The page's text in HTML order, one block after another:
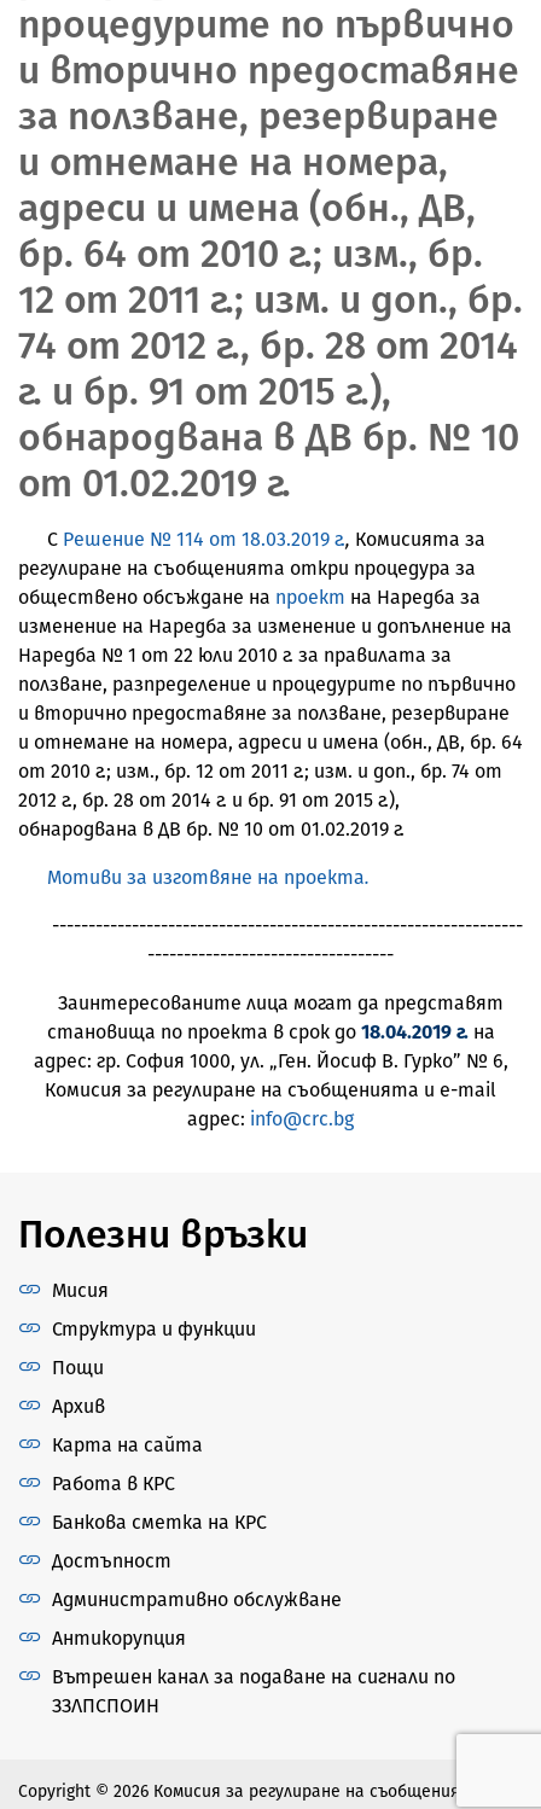
процедурите по първично
и вторично предоставяне
за ползване, резервиране
и отнемане на номера,
адреси и имена (обн., ДВ,
бр. 64 от 2010 г.; изм., бр.
12 от 2011 г.; изм. и доп., бр.
74 от 2012 г., бр. 28 от 2014
г. и бр. 91 от 2015 г.),
обнародвана в ДВ бр. № 10
от 01.02.2019 г.
С Решение № 114 от 18.03.2019 г., Комисията за
регулиране на съобщенията откри процедура за
обществено обсъждане на проект на Наредба за
изменение на Наредба за изменение и допълнение на
Наредба № 1 от 22 юли 2010 г. за правилата за
ползване, разпределение и процедурите по първично
и вторично предоставяне за ползване, резервиране
и отнемане на номера, адреси и имена (обн., ДВ, бр. 64
от 2010 г.; изм., бр. 12 от 2011 г.; изм. и доп., бр. 74 от
2012 г., бр. 28 от 2014 г. и бр. 91 от 2015 г.),
обнародвана в ДВ бр. № 10 от 01.02.2019 г.
Мотиви за изготвяне на проекта.
-----------------------------------------------------------------
----------------------------------
Заинтересованите лица могат да представят
становища по проекта в срок до 18.04.2019 г.на
адрес: гр. София 1000, ул. „Ген. Йосиф В. Гурко” № 6,
Комисия за регулиране на съобщенията и e-mail
адрес: info@crc.bg
Полезни връзки
Мисия
Структура и функции
Пощи
Архив
Карта на сайта
Работа в КРС
Банкова сметка на КРС
Достъпност
Административно обслужване
Антикорупция
Вътрешен канал за подаване на сигнали по
ЗЗЛПСПОИН
Copyright © 2026 Комисия за регулиране на съобщенията